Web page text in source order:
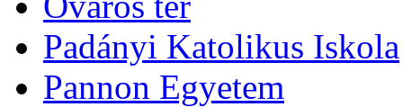
Padányi Katolikus Iskola
Pannon Egyetem